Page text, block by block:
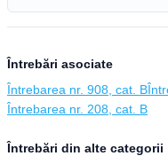
Întrebări asociate
Întrebarea nr. 908, cat. B
Întrebarea nr. 208, cat. B
Întrebări din alte categorii